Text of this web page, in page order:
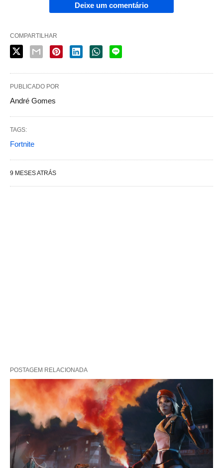
Deixe um comentário
COMPARTILHAR
PUBLICADO POR
André Gomes
TAGS:
Fortnite
9 MESES ATRÁS
POSTAGEM RELACIONADA